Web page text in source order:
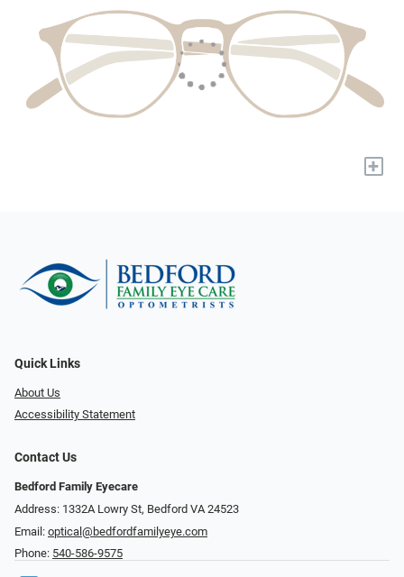
+
Quick Links
About Us
Accessibility Statement
Contact Us
Bedford Family Eyecare
Address: 1332A Lowry St, Bedford VA 24523
Email: optical@bedfordfamilyeye.com
Phone: 540-586-9575